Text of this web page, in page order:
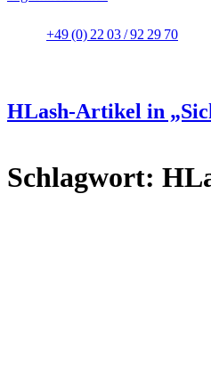
+49 (0) 22 03 / 92 29 70
Schlagwort:
HLash-Artikel in